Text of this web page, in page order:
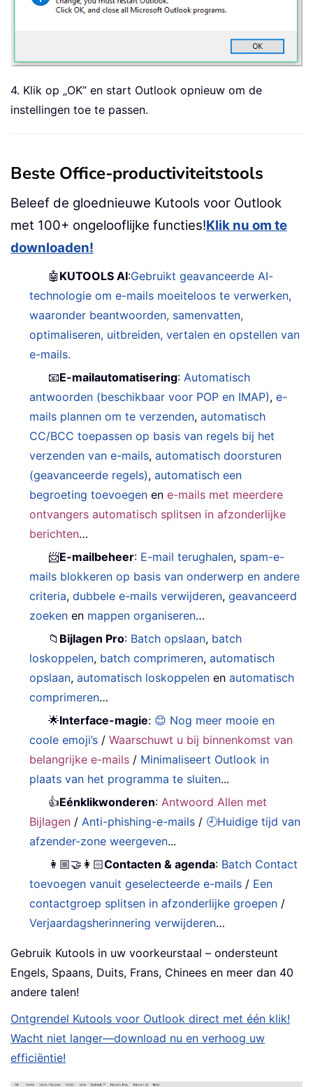
4. Klik op „OK” en start Outlook opnieuw om de
instellingen toe te passen.
Beste Office-productiviteitstools
Beleef de gloednieuwe Kutools voor Outlook
met 100+ ongelooflijke functies!Klik nu om te
downloaden!
🤖 KUTOOLS AI:Gebruikt geavanceerde AI-
technologie om e-mails moeiteloos te verwerken,
waaronder beantwoorden, samenvatten,
optimaliseren, uitbreiden, vertalen en opstellen van
e-mails.
📧E-mailautomatisering: Automatisch
antwoorden (beschikbaar voor POP en IMAP),e-
mails plannen om te verzenden,automatisch
CC/BCC toepassen op basis van regels bij het
verzenden van e-mails,automatisch doorsturen
(geavanceerde regels),automatisch een
begroeting toevoegen ene-mails met meerdere
ontvangers automatisch splitsen in afzonderlijke
berichten…
📨E-mailbeheer: E-mail terughalen, spam-e-
mails blokkeren op basis van onderwerp en andere
criteria,dubbele e-mails verwijderen,geavanceerd
zoeken en mappen organiseren…
📁 Bijlagen Pro: Batch opslaan, batch
loskoppelen, batch comprimeren,automatisch
opslaan,automatisch loskoppelen enautomatisch
comprimeren…
🌟Interface-magie: 😊 Nog meer mooie en
coole emoji’s /Waarschuwt u bij binnenkomst van
belangrijke e-mails / Minimaliseert Outlook in
plaats van het programma te sluiten...
👍Eénklikwonderen: Antwoord Allen met
Bijlagen / Anti-phishing-e-mails / 🕘Huidige tijd van
afzender-zone weergeven...
👩🏼‍🤝‍👩🏻Contacten & agenda: Batch Contact
toevoegen vanuit geselecteerde e-mails / Een
contactgroep splitsen in afzonderlijke groepen /
Verjaardagsherinnering verwijderen…
Gebruik Kutools in uw voorkeurstaal – ondersteunt
Engels, Spaans, Duits, Frans, Chinees en meer dan 40
andere talen!
Ontgrendel Kutools voor Outlook direct met één klik!
Wacht niet langer—download nu en verhoog uw
efficiëntie!